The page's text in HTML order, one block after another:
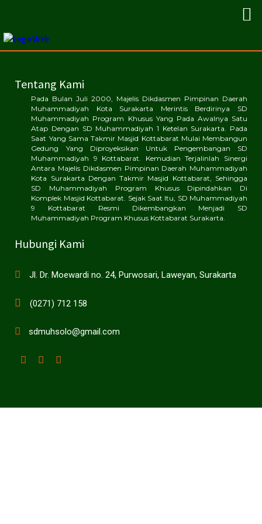
Tentang Kami
Pada Bulan Juli 2000, Majelis Dikdasmen Pimpinan Daerah
Muhammadiyah Kota Surakarta Merintis Berdirinya SD
Muhammadiyah Program Khusus Yang Pada Awalnya Satu
Atap Dengan SD Muhammadiyah 1 Ketelan Surakarta. Pada
Saat Yang Sama Takmir Masjid Kottabarat Mulai Membangun
Gedung Yang Diproyeksikan Untuk Pengembangan SD
Muhammadiyah 9 Kottabarat. Kemudian Terjalinlah Sinergi
Antara Majelis Dikdasmen Pimpinan Daerah Muhammadiyah
Kota Surakarta Dengan Takmir Masjid Kottabarat, Sehingga
SD Muhammadiyah Program Khusus Dipindahkan Di
Komplek Masjid Kottabarat. Sejak Saat Itu, SD Muhammadiyah
9 Kottabarat Resmi Dikembangkan Menjadi SD
Muhammadiyah Program Khusus Kottabarat Surakarta.
Hubungi Kami
Jl. Dr. Moewardi no. 24, Purwosari, Laweyan, Surakarta
(0271) 712 158
sdmuhsolo@gmail.com